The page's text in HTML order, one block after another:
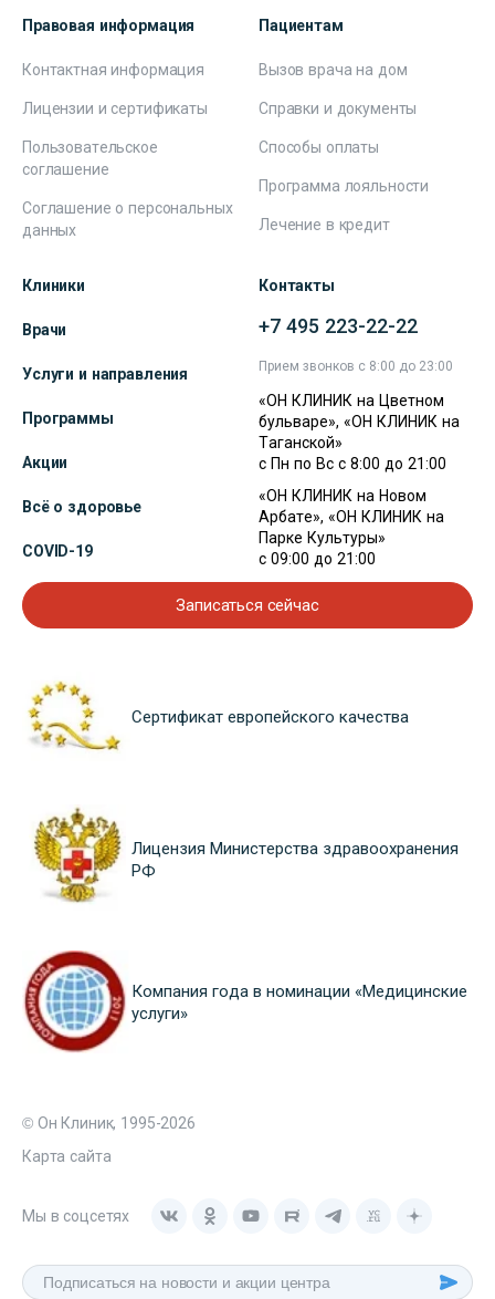
Правовая информация
Контактная информация
Лицензии и сертификаты
Пользовательское
соглашение
Соглашение о персональных
данных
Пациентам
Вызов врача на дом
Справки и документы
Способы оплаты
Программа лояльности
Лечение в кредит
Клиники
Врачи
Услуги и направления
Программы
Акции
Всё о здоровье
COVID-19
Контакты
+7 495 223-22-22
Прием звонков с 8:00 до 23:00
«ОН КЛИНИК на Цветном
бульваре», «ОН КЛИНИК на
Таганской»
с Пн по Вс с 8:00 до 21:00
«ОН КЛИНИК на Новом
Арбате», «ОН КЛИНИК на
Парке Культуры»
с 09:00 до 21:00
Записаться сейчас
Сертификат европейского качества
Лицензия Министерства здравоохранения
РФ
Компания года в номинации «Медицинские
услуги»
© Он Клиник, 1995-2026
Карта сайта
Мы в соцсетях